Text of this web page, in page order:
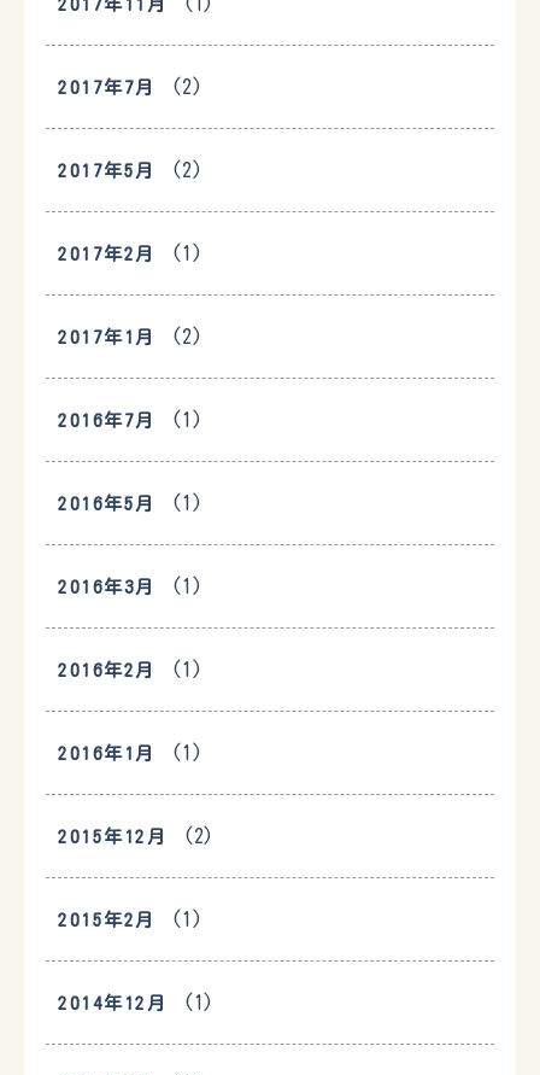
2017年11月
2017年7月 (2)
2017年5月 (2)
2017年2月 (1)
2017年1月 (2)
2016年7月 (1)
2016年5月 (1)
2016年3月 (1)
2016年2月 (1)
2016年1月 (1)
2015年12月 (2)
2015年2月 (1)
2014年12月 (1)